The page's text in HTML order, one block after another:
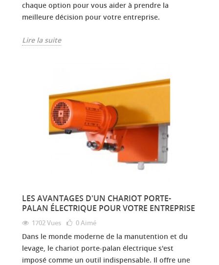
chaque option pour vous aider à prendre la
meilleure décision pour votre entreprise.
Lire la suite
LES AVANTAGES D'UN CHARIOT PORTE-
PALAN ÉLECTRIQUE POUR VOTRE ENTREPRISE
1702 Vues 0Aimé
Dans le monde moderne de la manutention et du
levage, le chariot porte-palan électrique s'est
imposé comme un outil indispensable. Il offre une